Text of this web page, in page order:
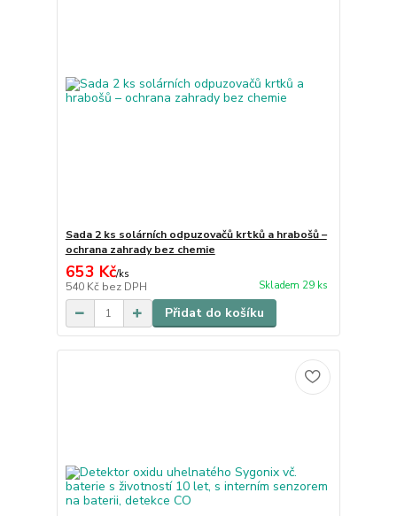
Sada 2 ks solárních odpuzovačů krtků a hrabošů –
ochrana zahrady bez chemie
653 Kč/ks
540 Kč bez DPH Skladem 29 ks
Přidat do košíku